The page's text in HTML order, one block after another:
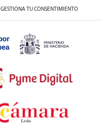
GESTIONA TU CONSENTIMIENTO